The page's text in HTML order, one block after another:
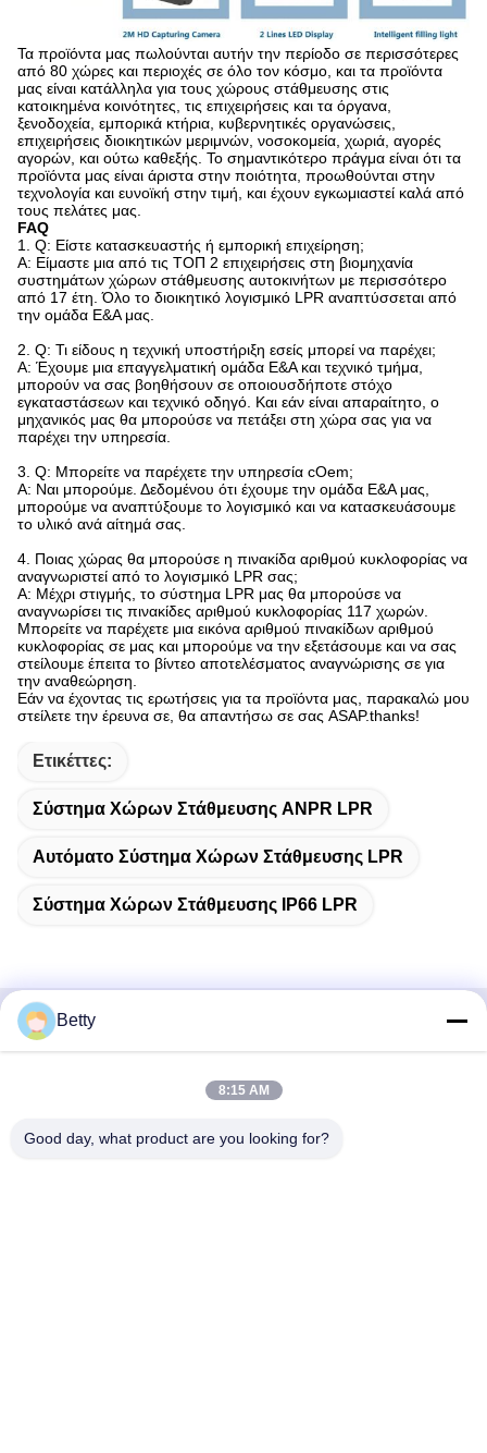
Τα προϊόντα μας πωλούνται αυτήν την περίοδο σε περισσότερες
από 80 χώρες και περιοχές σε όλο τον κόσμο, και τα προϊόντα
μας είναι κατάλληλα για τους χώρους στάθμευσης στις
κατοικημένα κοινότητες, τις επιχειρήσεις και τα όργανα,
ξενοδοχεία, εμπορικά κτήρια, κυβερνητικές οργανώσεις,
επιχειρήσεις διοικητικών μεριμνών, νοσοκομεία, χωριά, αγορές
αγορών, και ούτω καθεξής. Το σημαντικότερο πράγμα είναι ότι τα
προϊόντα μας είναι άριστα στην ποιότητα, προωθούνται στην
τεχνολογία και ευνοϊκή στην τιμή, και έχουν εγκωμιαστεί καλά από
τους πελάτες μας.
FAQ
1. Q: Είστε κατασκευαστής ή εμπορική επιχείρηση;
Α: Είμαστε μια από τις ΤΟΠ 2 επιχειρήσεις στη βιομηχανία
συστημάτων χώρων στάθμευσης αυτοκινήτων με περισσότερο
από 17 έτη. Όλο το διοικητικό λογισμικό LPR αναπτύσσεται από
την ομάδα Ε&Α μας.
2. Q: Τι είδους η τεχνική υποστήριξη εσείς μπορεί να παρέχει;
Α: Έχουμε μια επαγγελματική ομάδα Ε&Α και τεχνικό τμήμα,
μπορούν να σας βοηθήσουν σε οποιουσδήποτε στόχο
εγκαταστάσεων και τεχνικό οδηγό. Και εάν είναι απαραίτητο, ο
μηχανικός μας θα μπορούσε να πετάξει στη χώρα σας για να
παρέχει την υπηρεσία.
3. Q: Μπορείτε να παρέχετε την υπηρεσία cOem;
Α: Ναι μπορούμε. Δεδομένου ότι έχουμε την ομάδα Ε&Α μας,
μπορούμε να αναπτύξουμε το λογισμικό και να κατασκευάσουμε
το υλικό ανά αίτημά σας.
4. Ποιας χώρας θα μπορούσε η πινακίδα αριθμού κυκλοφορίας να
αναγνωριστεί από το λογισμικό LPR σας;
Α: Μέχρι στιγμής, το σύστημα LPR μας θα μπορούσε να
αναγνωρίσει τις πινακίδες αριθμού κυκλοφορίας 117 χωρών.
Μπορείτε να παρέχετε μια εικόνα αριθμού πινακίδων αριθμού
κυκλοφορίας σε μας και μπορούμε να την εξετάσουμε και να σας
στείλουμε έπειτα το βίντεο αποτελέσματος αναγνώρισης σε για
την αναθεώρηση.
Εάν να έχοντας τις ερωτήσεις για τα προϊόντα μας, παρακαλώ μου
στείλετε την έρευνα σε, θα απαντήσω σε σας ASAP.thanks!
Ετικέττες:
Σύστημα Χώρων Στάθμευσης ANPR LPR
Αυτόματο Σύστημα Χώρων Στάθμευσης LPR
Σύστημα Χώρων Στάθμευσης IP66 LPR
Γρήγορη επικοινωνία
Guangdong, Κίνα
Betty
8:15 AM
Good day, what product are you looking for?